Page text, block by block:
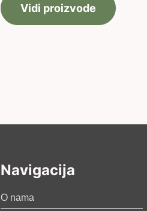
Vidi proizvode
Navigacija
O nama